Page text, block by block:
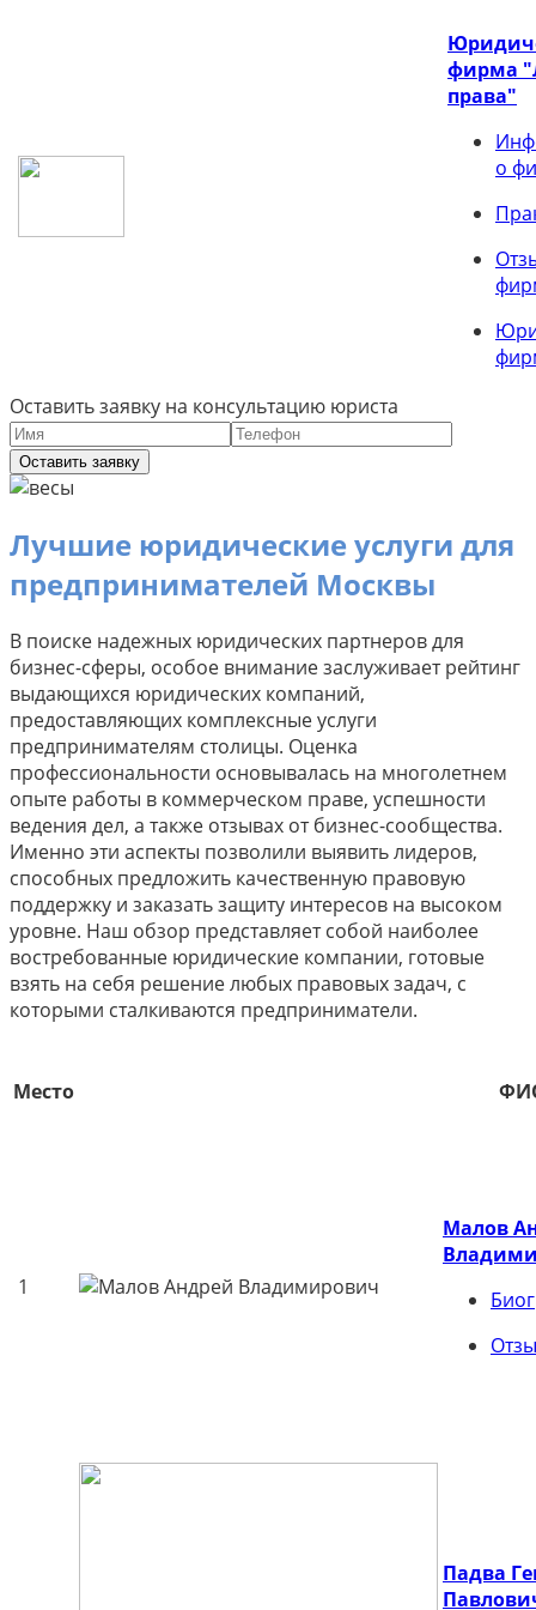
фирма
права"
о
Оставить заявку на консультацию юриста
Оставить заявку
Лучшие юридические услуги для
предпринимателей Москвы
В поиске надежных юридических партнеров для
бизнес-сферы, особое внимание заслуживает рейтинг
выдающихся юридических компаний,
предоставляющих комплексные услуги
предпринимателям столицы. Оценка
профессиональности основывалась на многолетнем
опыте работы в коммерческом праве, успешности
ведения дел, а также отзывах от бизнес-сообщества.
Именно эти аспекты позволили выявить лидеров,
способных предложить качественную правовую
поддержку и заказать защиту интересов на высоком
уровне. Наш обзор представляет собой наиболее
востребованные юридические компании, готовые
взять на себя решение любых правовых задач, с
которыми сталкиваются предприниматели.
Место
1
Малов
Падва